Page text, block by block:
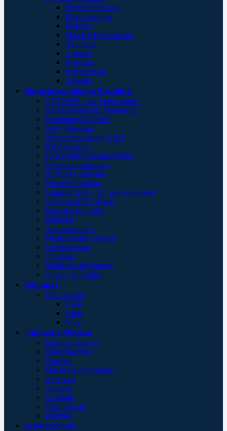
Einsatzrucksäcke
Einsatztaschen
Pouches
Massive Hemorrhage
Atemweg
Atmung
Kreislauf
Wärmeerhalt
Zubehör
Medizintechnische Produkte
GOLMED – the better choice
Kabelsysteme für Monitoring
Beatmungs-Zubehör
SpO²-Messung
Blutdruckmessung NIBP
HZV-Zubehör
Druckinfusionsmanschetten
Temperaturmessung
BIS-EEG-Zubehör
Einweg-Produkte
Langzeit-EKG- & Telemetriekabel
Diagnose-EKG-Kabel
Einmal-Elektroden
Batterien
Akkumulatoren
Medizinische Lampen
Laryngoskope
Otoskope
Medizinische Papiere
Geräte / Sonstiges
Zahnarzt
Handschuhe
Nitril
Latex
Vinyl
Taktische Medizin
Einsatzrucksäcke
Einsatztaschen
Pouches
Massive Hemorrhage
Atemweg
Atmung
Kreislauf
Wärmeerhalt
Zubehör
Arbeitsschutz